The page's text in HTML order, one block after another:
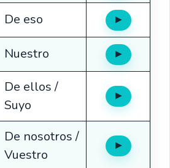
De eso ▶Oír
Nuestro ▶Oír
De ellos /
Suyo
▶Oír
De nosotros /
Vuestro
▶Oír